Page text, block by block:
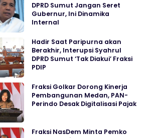
DPRD Sumut Jangan Seret
Gubernur, Ini Dinamika
Internal
Hadir Saat Paripurna akan
Berakhir, Interupsi Syahrul
DPRD Sumut ‘Tak Diakui’ Fraksi
PDIP
Fraksi Golkar Dorong Kinerja
Pembangunan Medan, PAN-
Perindo Desak Digitalisasi Pajak
Fraksi NasDem Minta Pemko